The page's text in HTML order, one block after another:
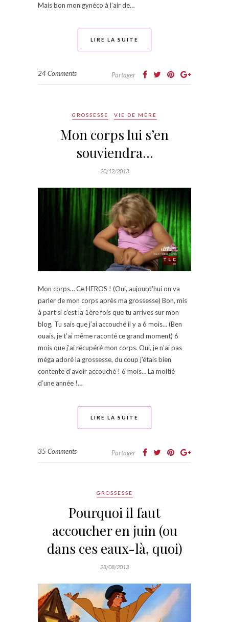
Mais bon mon gynéco à l’air de…
LIRE LA SUITE
24 Comments Partager
GROSSESSE VIE DE MÈRE
Mon corps lui s’en
souviendra…
20/12/2013
Mon corps… Ce HEROS ! (Oui, aujourd’hui on va
parler de mon corps après ma grossesse) Bon, mis
à part si c’est la 1ère fois que tu arrives sur mon
blog, Tu sais que j’ai accouché il y a 6 mois… (Ben
ouais, je t’ai même raconté ce grand moment) 6
mois que j’ai récupéré mon corps. Oui, je n’ai pas
méga adoré la grossesse, du coup j’étais bien
contente d’avoir accouché ! 6 mois… La moitié
d’une année !…
LIRE LA SUITE
35 Comments Partager
GROSSESSE
Pourquoi il faut
accoucher en juin (ou
dans ces eaux-là, quoi)
28/08/2013